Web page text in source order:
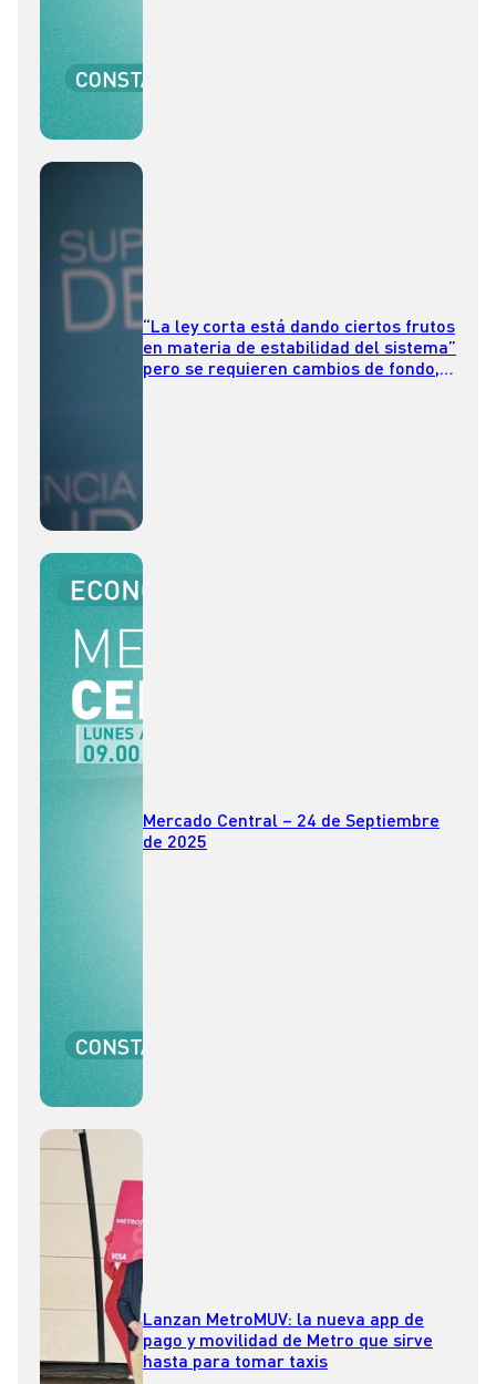
“La ley corta está dando ciertos frutos
en materia de estabilidad del sistema”
pero se requieren cambios de fondo,
Mercado Central – 24 de Septiembre
de 2025
Lanzan MetroMUV: la nueva app de
pago y movilidad de Metro que sirve
hasta para tomar taxis